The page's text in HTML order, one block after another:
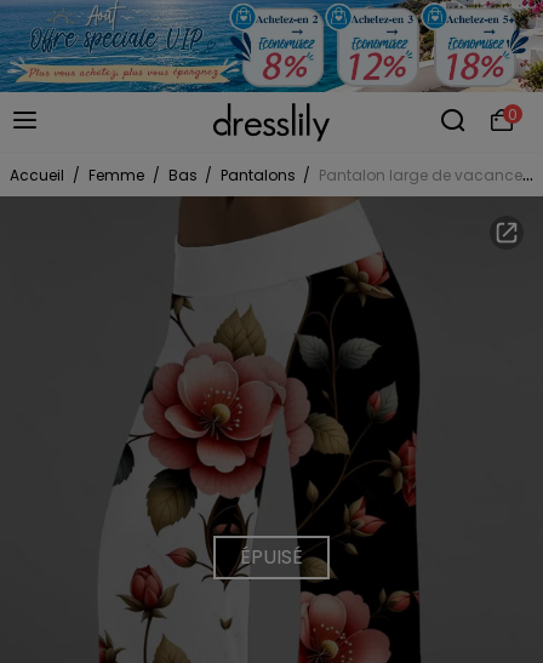
0
Accueil / Femme / Bas / Pantalons / Pantalon large de vacances à imprimé floral et feuilles contrasté
ÉPUISÉ